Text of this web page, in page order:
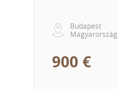
Budapest
Magyarország
900 €